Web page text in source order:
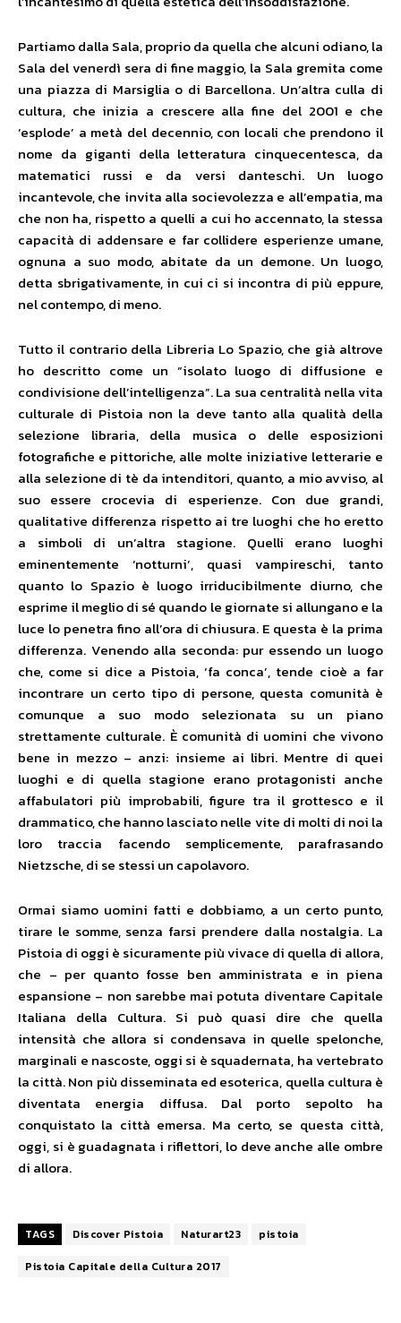
Partiamo dalla Sala, proprio da quella che alcuni odiano, la
Sala del venerdì sera di fine maggio, la Sala gremita come
una piazza di Marsiglia o di Barcellona. Un’altra culla di
cultura, che inizia a crescere alla fine del 2001 e che
‘esplode’ a metà del decennio, con locali che prendono il
nome da giganti della letteratura cinquecentesca, da
matematici russi e da versi danteschi. Un luogo
incantevole, che invita alla socievolezza e all’empatia, ma
che non ha, rispetto a quelli a cui ho accennato, la stessa
capacità di addensare e far collidere esperienze umane,
ognuna a suo modo, abitate da un demone. Un luogo,
detta sbrigativamente, in cui ci si incontra di più eppure,
nel contempo, di meno.
Tutto il contrario della Libreria Lo Spazio, che già altrove
ho descritto come un “isolato luogo di diffusione e
condivisione dell’intelligenza”. La sua centralità nella vita
culturale di Pistoia non la deve tanto alla qualità della
selezione libraria, della musica o delle esposizioni
fotografiche e pittoriche, alle molte iniziative letterarie e
alla selezione di tè da intenditori, quanto, a mio avviso, al
suo essere crocevia di esperienze. Con due grandi,
qualitative differenza rispetto ai tre luoghi che ho eretto
a simboli di un’altra stagione. Quelli erano luoghi
eminentemente ‘notturni’, quasi vampireschi, tanto
quanto lo Spazio è luogo irriducibilmente diurno, che
esprime il meglio di sé quando le giornate si allungano e la
luce lo penetra fino all’ora di chiusura. E questa è la prima
differenza. Venendo alla seconda: pur essendo un luogo
che, come si dice a Pistoia, ‘fa conca’, tende cioè a far
incontrare un certo tipo di persone, questa comunità è
comunque a suo modo selezionata su un piano
strettamente culturale. È comunità di uomini che vivono
bene in mezzo – anzi: insieme ai libri. Mentre di quei
luoghi e di quella stagione erano protagonisti anche
affabulatori più improbabili, figure tra il grottesco e il
drammatico, che hanno lasciato nelle vite di molti di noi la
loro traccia facendo semplicemente, parafrasando
Nietzsche, di se stessi un capolavoro.
Ormai siamo uomini fatti e dobbiamo, a un certo punto,
tirare le somme, senza farsi prendere dalla nostalgia. La
Pistoia di oggi è sicuramente più vivace di quella di allora,
che – per quanto fosse ben amministrata e in piena
espansione – non sarebbe mai potuta diventare Capitale
Italiana della Cultura. Si può quasi dire che quella
intensità che allora si condensava in quelle spelonche,
marginali e nascoste, oggi si è squadernata, ha vertebrato
la città. Non più disseminata ed esoterica, quella cultura è
diventata energia diffusa. Dal porto sepolto ha
conquistato la città emersa. Ma certo, se questa città,
oggi, si è guadagnata i riflettori, lo deve anche alle ombre
di allora.
TAGS Discover Pistoia Naturart23
pistoia
Pistoia Capitale della Cultura 2017